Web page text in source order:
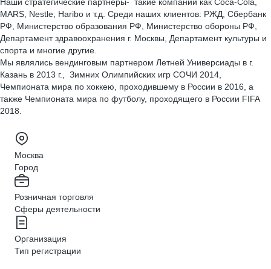
MARS, Nestle, Haribo и т.д. Среди наших клиентов: РЖД, Сбербанк
РФ, Министерство образования РФ, Министерство обороны РФ,
Департамент здравоохранения г. Москвы, Департамент культуры и
спорта и многие другие.
Мы являлись вендинговым партнером Летней Универсиады в г.
Казань в 2013 г., Зимних Олимпийских игр СОЧИ 2014,
Чемпионата мира по хоккею, проходившему в России в 2016, а
также Чемпионата мира по футболу, проходящего в России FIFA
2018.
Москва
Город
Розничная торговля
Сферы деятельности
Организация
Тип регистрации